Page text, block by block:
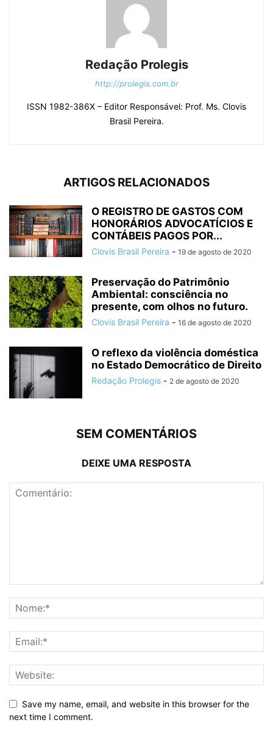
Redação Prolegis
http://prolegis.com.br
ISSN 1982-386X – Editor Responsável: Prof. Ms. Clovis
Brasil Pereira.
ARTIGOS RELACIONADOS
O REGISTRO DE GASTOS COM
HONORÁRIOS ADVOCATÍCIOS E
CONTÁBEIS PAGOS POR...
Clovis Brasil Pereira - 19 de agosto de 2020
Preservação do Patrimônio
Ambiental: consciência no
presente, com olhos no futuro.
Clovis Brasil Pereira - 16 de agosto de 2020
O reflexo da violência doméstica
no Estado Democrático de Direito
Redação Prolegis - 2 de agosto de 2020
SEM COMENTÁRIOS
DEIXE UMA RESPOSTA
Save my name, email, and website in this browser for the
next time I comment.